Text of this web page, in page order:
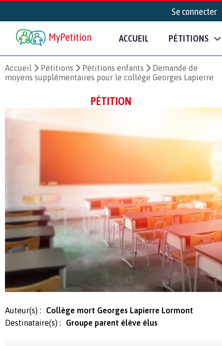
Se connecter
ACCUEIL PÉTITIONS
Accueil Pétitions Pétitions enfants
Demande de
moyens supplémentaires pour le collège Georges Lapierre
PÉTITION
Auteur(s) :
Collège mort Georges Lapierre Lormont
Destinataire(s) :
Groupe parent élève élus